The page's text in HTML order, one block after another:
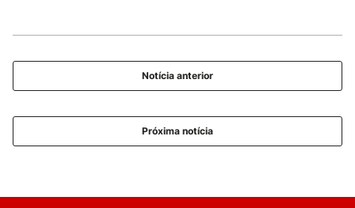
Notícia anterior
Próxima notícia